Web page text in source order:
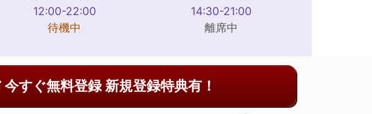
12:00-22:00
待機中
14:30-21:00
離席中
今すぐ無料登録 新規登録特典有！